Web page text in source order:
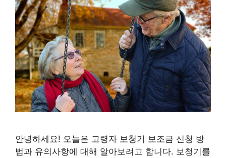
안녕하세요! 오늘은 고령자 보청기 보조금 신청 방
법과 유의사항에 대해 알아보려고 합니다. 보청기를